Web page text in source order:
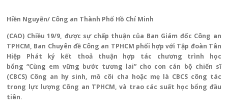
Hiền Nguyễn/ Công an Thành Phố Hồ Chí Minh
(CAO) Chiều 19/9, được sự chấp thuận của Ban Giám đốc Công an
TPHCM, Ban Chuyên đề Công an TPHCM phối hợp với Tập đoàn Tân
Hiệp Phát ký kết thoả thuận hợp tác chương trình học
bổng “Cùng em vững bước tương lai” cho con cán bộ chiến sĩ
(CBCS) Công an hy sinh, mồ côi cha hoặc mẹ là CBCS công tác
trong lực lượng Công an TPHCM, và trao các suất học bổng đầu
tiên.